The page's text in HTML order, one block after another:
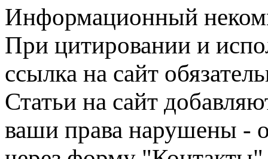
Информационный
При цитировании и
ссылка на сайт
Статьи на сайт
ваши права нарушены -